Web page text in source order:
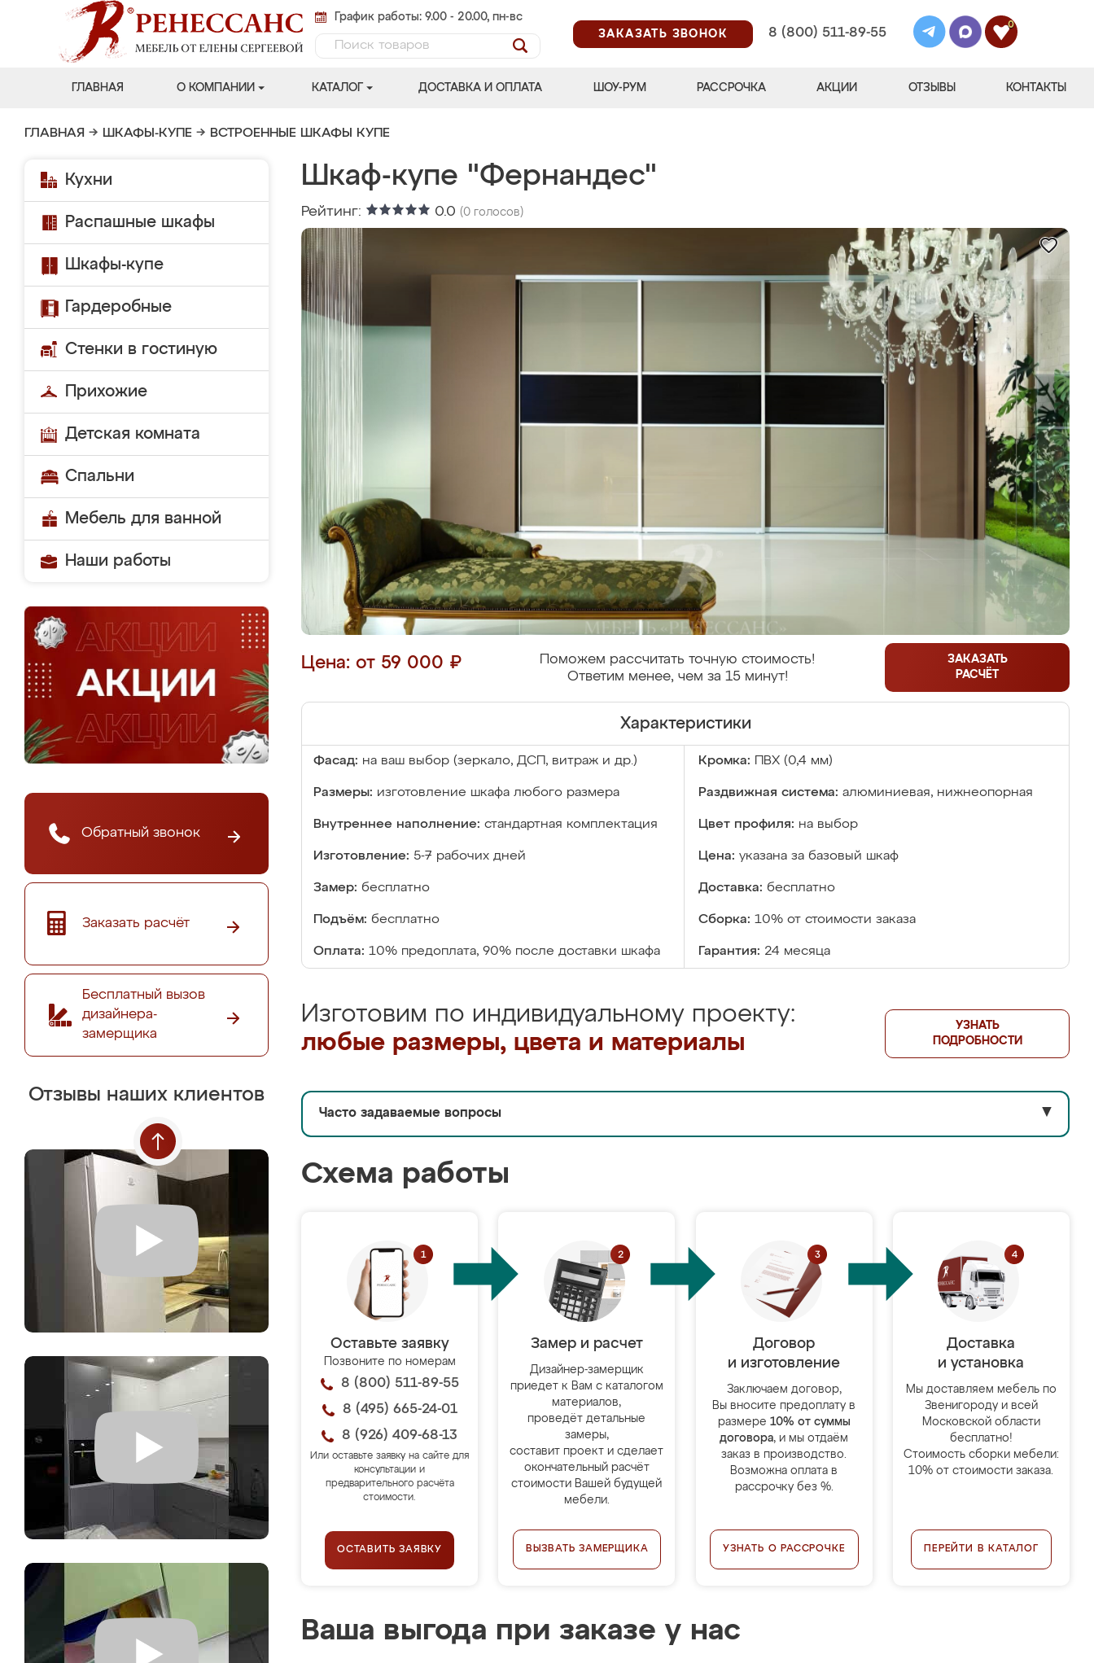
График работы: 9.00 - 20.00, пн-вс
ЗАКАЗАТЬ ЗВОНОК
8 (800) 511-89-55
0
ГЛАВНАЯ О КОМПАНИИ КАТАЛОГ ДОСТАВКА И ОПЛАТА ШОУ-РУМ РАССРОЧКА АКЦИИ ОТЗЫВЫ КОНТАКТЫ
ГЛАВНАЯ → ШКАФЫ-КУПЕ → ВСТРОЕННЫЕ ШКАФЫ КУПЕ
Кухни
Распашные шкафы
Шкафы-купе
Гардеробные
Стенки в гостиную
Прихожие
Детская комната
Спальни
Мебель для ванной
Наши работы
Обратный звонок
Заказать расчёт
Бесплатный вызов
дизайнера-
замерщика
Отзывы наших клиентов
Шкаф-купе "Фернандес"
Рейтинг: 0.0 (0 голосов)
Цена: от 59 000 ₽
Поможем рассчитать точную стоимость!
Ответим менее, чем за 15 минут!
ЗАКАЗАТЬ
РАСЧЁТ
Характеристики
Фасад: на ваш выбор (зеркало, ДСП, витраж и др.) Кромка: ПВХ (0,4 мм)
Размеры: изготовление шкафа любого размера Раздвижная система: алюминиевая, нижнеопорная
Внутреннее наполнение: стандартная комплектация Цвет профиля: на выбор
Изготовление: 5-7 рабочих дней Цена: указана за базовый шкаф
Замер: бесплатно Доставка: бесплатно
Подъём: бесплатно Сборка: 10% от стоимости заказа
Оплата: 10% предоплата, 90% после доставки шкафа Гарантия: 24 месяца
Изготовим по индивидуальному проекту:
любые размеры, цвета и материалы
УЗНАТЬ
ПОДРОБНОСТИ
Часто задаваемые вопросы ▼
Схема работы
Оставьте заявку
Позвоните по номерам
8 (800) 511-89-55
8 (495) 665-24-01
8 (926) 409-68-13
Или оставьте заявку на сайте для
консультации и
предварительного расчёта
стоимости.
ОСТАВИТЬ ЗАЯВКУ
Замер и расчет
Дизайнер-замерщик
приедет к Вам с каталогом
материалов,
проведёт детальные
замеры,
составит проект и сделает
окончательный расчёт
стоимости Вашей будущей
мебели.
ВЫЗВАТЬ ЗАМЕРЩИКА
Договор
и изготовление
Заключаем договор,
Вы вносите предоплату в
размере 10% от суммы
договора, и мы отдаём
заказ в производство.
Возможна оплата в
рассрочку без %.
УЗНАТЬ О РАССРОЧКЕ
Доставка
и установка
Мы доставляем мебель по
Звенигороду и всей
Московской области
бесплатно!
Стоимость сборки мебели:
10% от стоимости заказа.
ПЕРЕЙТИ В КАТАЛОГ
Ваша выгода при заказе у нас